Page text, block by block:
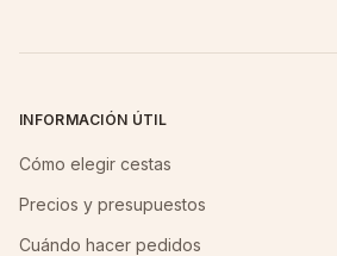
INFORMACIÓN ÚTIL
Cómo elegir cestas
Precios y presupuestos
Cuándo hacer pedidos